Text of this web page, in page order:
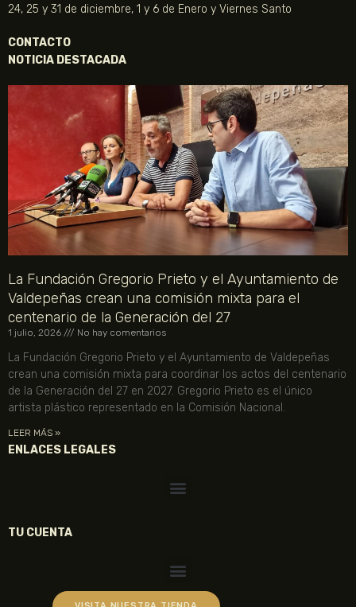
24, 25 y 31 de diciembre, 1 y 6 de Enero y Viernes Santo
CONTACTO
NOTICIA DESTACADA
La Fundación Gregorio Prieto y el Ayuntamiento de
Valdepeñas crean una comisión mixta para el
centenario de la Generación del 27
1 julio, 2026 No hay comentarios
La Fundación Gregorio Prieto y el Ayuntamiento de Valdepeñas
crean una comisión mixta para coordinar los actos del centenario
de la Generación del 27 en 2027. Gregorio Prieto es el único
artista plástico representado en la Comisión Nacional.
LEER MÁS »
ENLACES LEGALES
TU CUENTA